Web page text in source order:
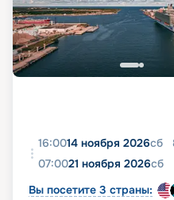
16:0014 ноября 2026сб
07:0021 ноября 2026сб
Вы посетите 3 страны: